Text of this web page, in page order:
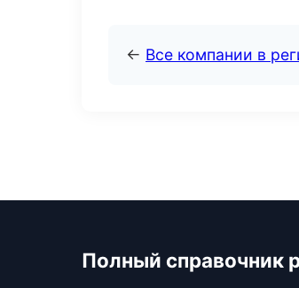
← Все компании в
Полный справочник